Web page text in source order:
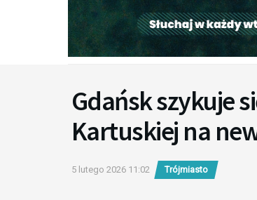
Gdańsk szykuje
Kartuskiej na
5 lutego 2026 11:02 Trójmiasto